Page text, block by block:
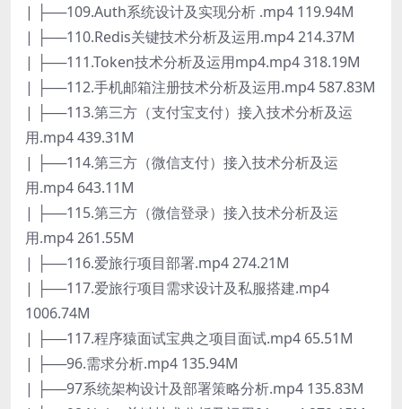
| ├──109.Auth系统设计及实现分析 .mp4 119.94M
| ├──110.Redis关键技术分析及运用.mp4 214.37M
| ├──111.Token技术分析及运用mp4.mp4 318.19M
| ├──112.手机邮箱注册技术分析及运用.mp4 587.83M
| ├──113.第三方（支付宝支付）接入技术分析及运
用.mp4 439.31M
| ├──114.第三方（微信支付）接入技术分析及运
用.mp4 643.11M
| ├──115.第三方（微信登录）接入技术分析及运
用.mp4 261.55M
| ├──116.爱旅行项目部署.mp4 274.21M
| ├──117.爱旅行项目需求设计及私服搭建.mp4
1006.74M
| ├──117.程序猿面试宝典之项目面试.mp4 65.51M
| ├──96.需求分析.mp4 135.94M
| ├──97系统架构设计及部署策略分析.mp4 135.83M